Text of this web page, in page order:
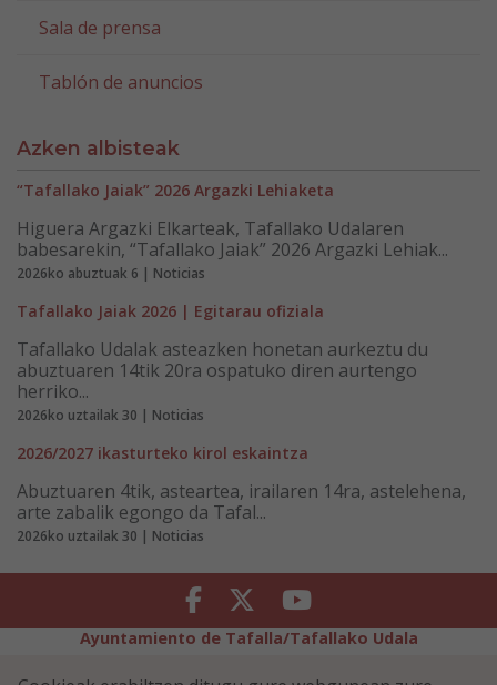
Sala de prensa
Tablón de anuncios
Azken albisteak
“Tafallako Jaiak” 2026 Argazki Lehiaketa
Higuera Argazki Elkarteak, Tafallako Udalaren
babesarekin, “Tafallako Jaiak” 2026 Argazki Lehiak...
2026ko abuztuak 6 | Noticias
Tafallako Jaiak 2026 | Egitarau ofiziala
Tafallako Udalak asteazken honetan aurkeztu du
abuztuaren 14tik 20ra ospatuko diren aurtengo
herriko...
2026ko uztailak 30 | Noticias
2026/2027 ikasturteko kirol eskaintza
Abuztuaren 4tik, asteartea, irailaren 14ra, astelehena,
arte zabalik egongo da Tafal...
2026ko uztailak 30 | Noticias
Facebook Twitter Youtube
Ayuntamiento de Tafalla/Tafallako Udala